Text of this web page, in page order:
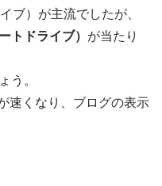
ブ）が主流でしたが、
トドライブ） が当たり
う。
速くなり、ブログの表示